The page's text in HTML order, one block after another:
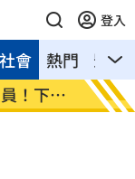
登入
熱門 影音
社會
！下場
女律
男